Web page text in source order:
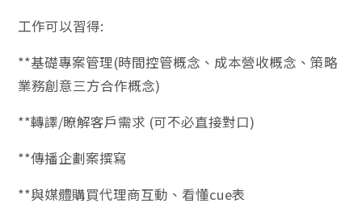
工作可以習得:
**基礎專案管理(時間控管概念、成本營收概念、策略
業務創意三方合作概念)
**轉譯/瞭解客戶需求 (可不必直接對口)
**傳播企劃案撰寫
**與媒體購買代理商互動、看懂cue表